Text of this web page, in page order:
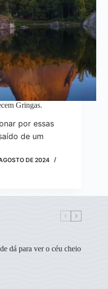
Gringas.
por essas
de um
DE 2024
dá para ver o céu cheio